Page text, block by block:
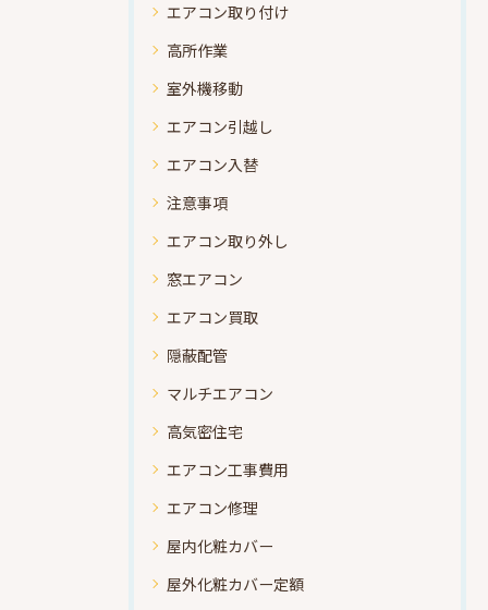
エアコン取り付け
高所作業
室外機移動
エアコン引越し
エアコン入替
注意事項
エアコン取り外し
窓エアコン
エアコン買取
隠蔽配管
マルチエアコン
高気密住宅
エアコン工事費用
エアコン修理
屋内化粧カバー
屋外化粧カバー定額